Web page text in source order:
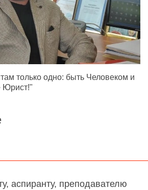
только одно: быть Человеком и
Юрист!"
аспиранту, преподавателю